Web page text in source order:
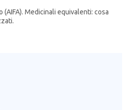
(AIFA). Medicinali equivalenti: cosa